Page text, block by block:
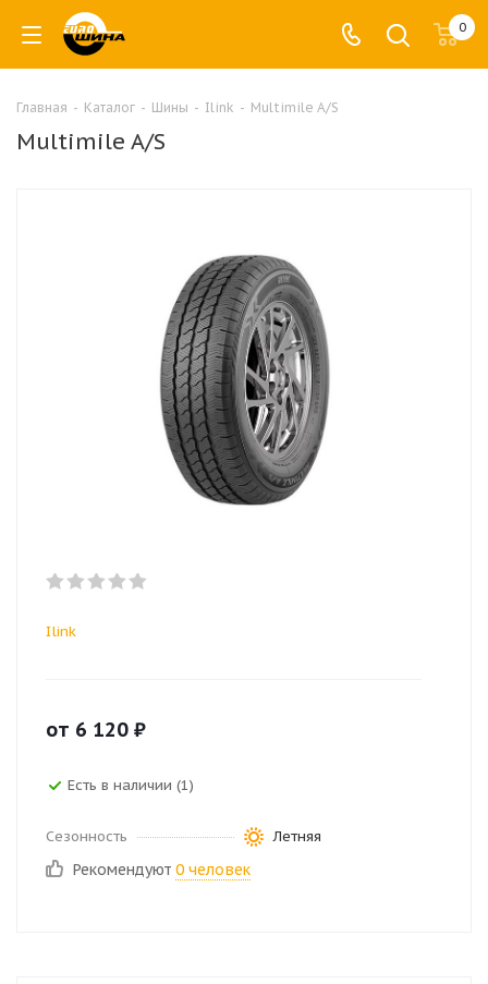
0
Главная - Каталог - Шины - Ilink - Multimile A/S
Multimile A/S
Ilink
от 6 120 ₽
Есть в наличии (1)
Сезонность Летняя
Рекомендуют 0 человек